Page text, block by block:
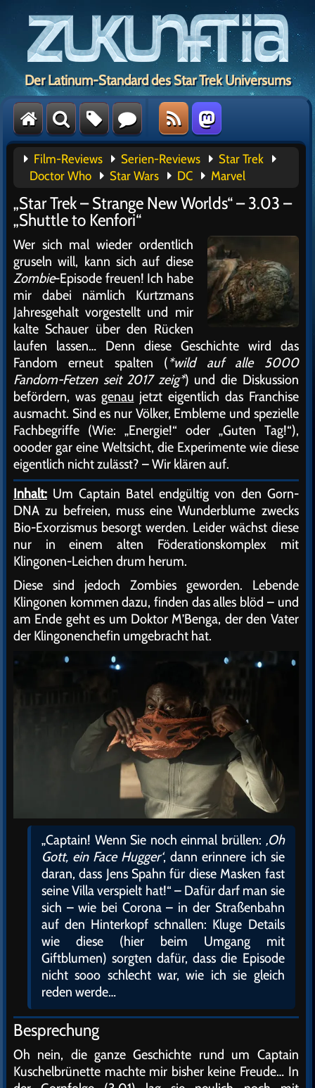
Der Latinum-Standard des Star Trek Universums
Film-Reviews Serien-Reviews
Star Trek
Doctor Who
Star Wars DC Marvel
„Star Trek – Strange New Worlds“ – 3.03 –
„Shuttle to Kenfori“
Wer sich mal wieder ordentlich
gruseln will, kann sich auf diese
Zombie-Episode freuen! Ich habe
mir dabei nämlich Kurtzmans
Jahresgehalt vorgestellt und mir
kalte Schauer über den Rücken
laufen lassen… Denn diese Geschichte wird das
Fandom erneut spalten (*wild auf alle 5000
Fandom-Fetzen seit 2017 zeig*) und die Diskussion
befördern, was genau jetzt eigentlich das Franchise
ausmacht. Sind es nur Völker, Embleme und spezielle
Fachbegriffe (Wie: „Energie!“ oder „Guten Tag!“),
oooder gar eine Weltsicht, die Experimente wie diese
eigentlich nicht zulässt? – Wir klären auf.
Inhalt: Um Captain Batel endgültig von den Gorn-
DNA zu befreien, muss eine Wunderblume zwecks
Bio-Exorzismus besorgt werden. Leider wächst diese
nur in einem alten Föderationskomplex mit
Klingonen-Leichen drum herum.
Diese sind jedoch Zombies geworden. Lebende
Klingonen kommen dazu, finden das alles blöd – und
am Ende geht es um Doktor M’Benga, der den Vater
der Klingonenchefin umgebracht hat.
„Captain! Wenn Sie noch einmal brüllen: ‚Oh
Gott, ein Face Hugger‘, dann erinnere ich sie
daran, dass Jens Spahn für diese Masken fast
seine Villa verspielt hat!“ – Dafür darf man sie
sich – wie bei Corona – in der Straßenbahn
auf den Hinterkopf schnallen: Kluge Details
wie diese (hier beim Umgang mit
Giftblumen) sorgten dafür, dass die Episode
nicht sooo schlecht war, wie ich sie gleich
reden werde…
Besprechung
Oh nein, die ganze Geschichte rund um Captain
Kuschelbrünette machte mir bisher keine Freude… In